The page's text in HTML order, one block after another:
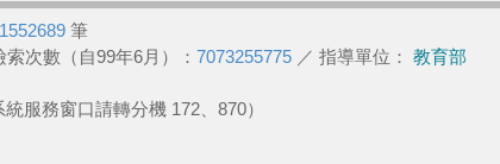
1552689 筆
索次數（自99年6月）： 7073255775 ／ 指導單位： 教育部
服務窗口請轉分機 172、870）